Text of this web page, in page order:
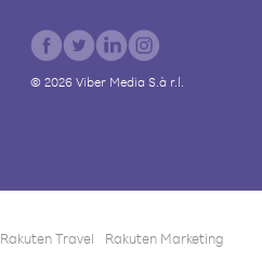
© 2026Viber Media S.à r.l.
Rakuten Travel Rakuten Marketing